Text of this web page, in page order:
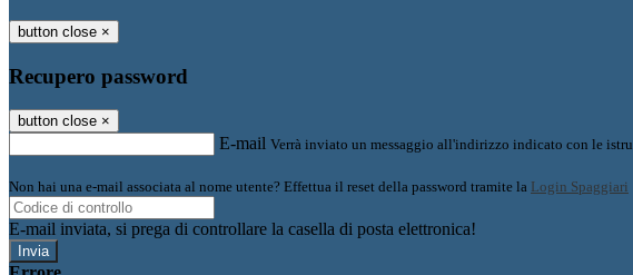
button close ×
Recupero password
button close ×
E-mail Verrà inviato un messaggio all'indirizzo indicato con le
Non hai una e-mail associata al nome utente? Effettua il reset della password tramite la Login Spaggiari
E-mail inviata, si prega di controllare la casella di posta elettronica!